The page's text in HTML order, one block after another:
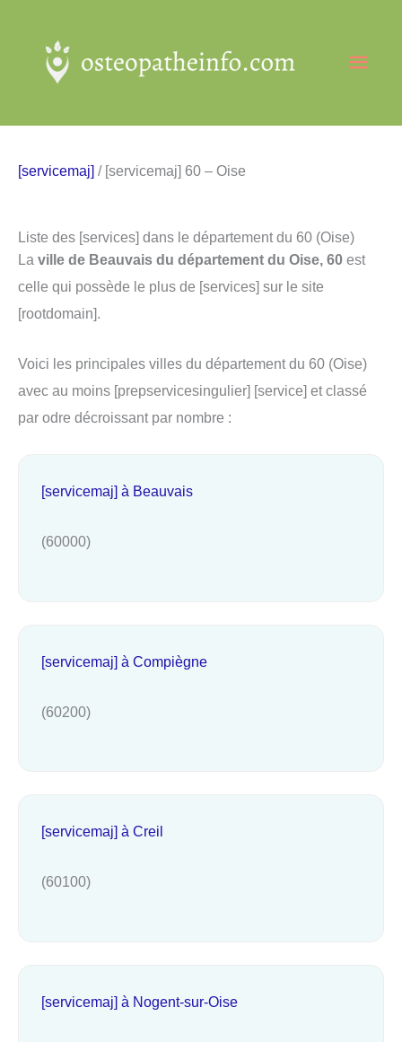
contenu
[servicemaj] / [servicemaj] 60 – Oise
Liste des [services] dans le département du 60 (Oise)
La ville de Beauvais du département du Oise, 60 est
celle qui possède le plus de [services] sur le site
[rootdomain].
Voici les principales villes du département du 60 (Oise)
avec au moins [prepservicesingulier] [service] et classé
par odre décroissant par nombre :
[servicemaj] à Beauvais
(60000)
[servicemaj] à Compiègne
(60200)
[servicemaj] à Creil
(60100)
[servicemaj] à Nogent-sur-Oise